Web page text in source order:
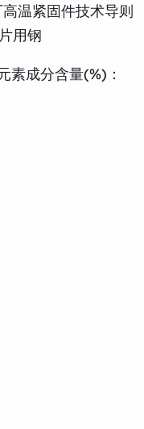
温紧固件技术导则
用钢
素成分含量(%)：